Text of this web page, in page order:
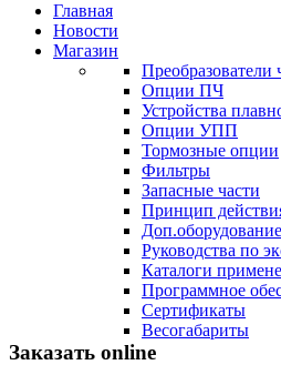
Главная
Новости
Магазин
Преобразователи
Опции ПЧ
Устройства
Опции УПП
Тормозные опции
Фильтры
Запасные части
Принцип
Доп.оборудование
Руководства по
Каталоги
Программное
Сертификаты
Весогабариты
Заказать online